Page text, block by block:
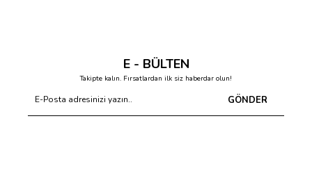
E - BÜLTEN
Takipte kalın. Fırsatlardan ilk siz haberdar olun!
GÖNDER